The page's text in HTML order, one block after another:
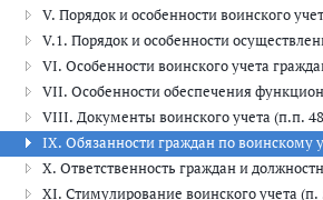
V. Порядок и особенности воинского
V.1. Порядок и особенности
VI. Особенности воинского учета
VII. Особенности обеспечения
VIII. Документы воинского учета (п.п.
IX. Обязанности граждан по воинскому
X. Ответственность граждан и
XI. Стимулирование воинского учета (п.